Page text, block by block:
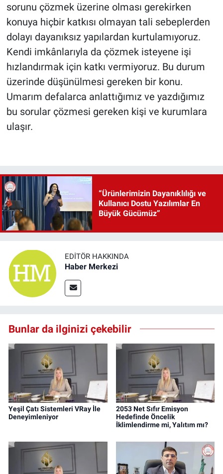
sorunu çözmek üzerine olması gerekirken
konuya hiçbir katkısı olmayan tali sebeplerden
dolayı dayanıksız yapılardan kurtulamıyoruz.
Kendi imkânlarıyla da çözmek isteyene işi
hızlandırmak için katkı vermiyoruz. Bu durum
üzerinde düşünülmesi gereken bir konu.
Umarım defalarca anlattığımız ve yazdığımız
bu sorular çözmesi gereken kişi ve kurumlara
ulaşır.
“Ürünlerimizin Dayanıklılığı ve
Kullanıcı Dostu Yazılımlar En
Büyük Gücümüz”
EDITÖR HAKKINDA
Haber Merkezi
Bunlar da ilginizi çekebilir
Yeşil Çatı Sistemleri VRay İle
Deneyimleniyor
2053 Net Sıfır Emisyon
Hedefinde Öncelik
İklimlendirme mi, Yalıtım mı?